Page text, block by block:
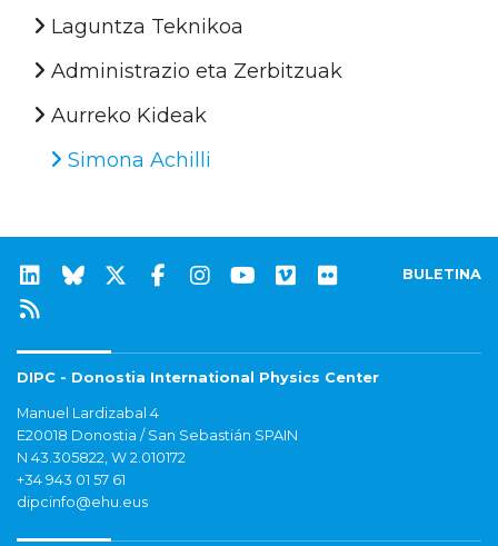
Laguntza Teknikoa
Administrazio eta Zerbitzuak
Aurreko Kideak
Simona Achilli
BULETINA
DIPC - Donostia International Physics Center
Manuel Lardizabal 4
E20018 Donostia / San Sebastián SPAIN
N 43.305822, W 2.010172
+34 943 01 57 61
dipcinfo@ehu.eus